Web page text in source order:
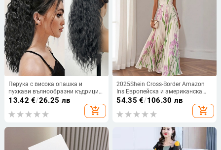
Перука с висока опашка и
пухкави вълнообразни къдрици
(модел W1989 · термоустойчиви
влакна · може да се боядисва ·
марка Sri)
13.42 €/26.25 лв
add_shopping_cart
2025Shein Cross-Border Amazon
Ins Европейска и американска
рокля с плисиран щампован
54.35 €/106.30 лв
add_shopping_cart